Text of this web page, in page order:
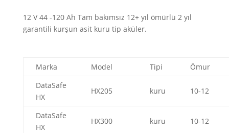
12 V 44 -120 Ah Tam bakımsız 12+ yıl ömürlü 2 yıl
garantili kurşun asit kuru tip aküler.
Marka Model Tipi
Ömur
DataSafe
HX
HX205 kuru 10-12
DataSafe
HX
HX300 kuru 10-12